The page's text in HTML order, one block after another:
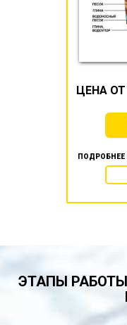
ЦЕНА ОТ
ПОДРОБНЕЕ
ЭТАПЫ